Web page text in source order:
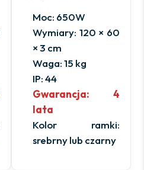
Moc: 650W
Wymiary: 120 × 60
× 3 cm
Waga: 15 kg
IP: 44
Gwarancja: 4
lata
Kolor ramki:
srebrny lub czarny